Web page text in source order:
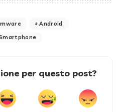
Android
per questo post?